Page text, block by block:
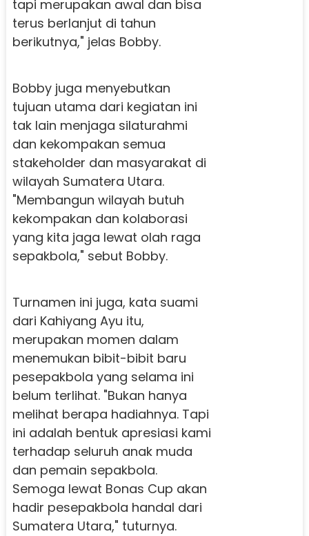
tapi merupakan awal dan bisa
terus berlanjut di tahun
berikutnya," jelas Bobby.
Bobby juga menyebutkan
tujuan utama dari kegiatan ini
tak lain menjaga silaturahmi
dan kekompakan semua
stakeholder dan masyarakat di
wilayah Sumatera Utara.
"Membangun wilayah butuh
kekompakan dan kolaborasi
yang kita jaga lewat olah raga
sepakbola," sebut Bobby.
Turnamen ini juga, kata suami
dari Kahiyang Ayu itu,
merupakan momen dalam
menemukan bibit-bibit baru
pesepakbola yang selama ini
belum terlihat. "Bukan hanya
melihat berapa hadiahnya. Tapi
ini adalah bentuk apresiasi kami
terhadap seluruh anak muda
dan pemain sepakbola.
Semoga lewat Bonas Cup akan
hadir pesepakbola handal dari
Sumatera Utara," tuturnya.